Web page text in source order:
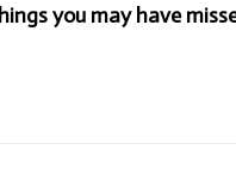
you may have